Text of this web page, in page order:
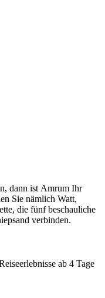
dann ist Amrum Ihr
Sie nämlich Watt,
die fünf beschauliche
verbinden.
ab 4 Tage